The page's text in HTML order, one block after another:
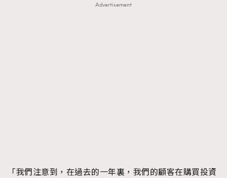
Advertisement
「我們注意到，在過去的一年裏，我們的顧客在購買投資